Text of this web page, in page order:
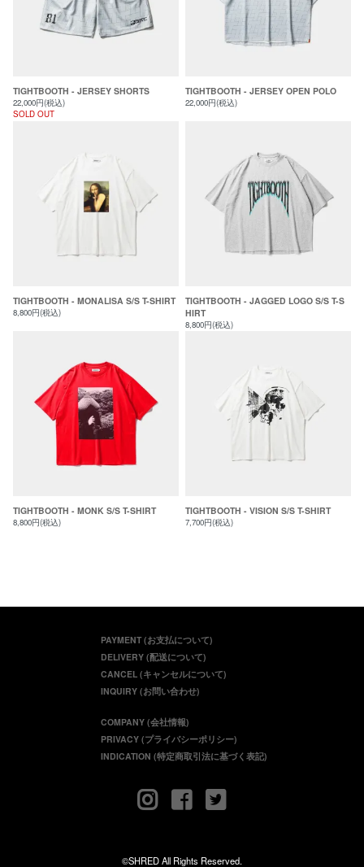
TIGHTBOOTH - JERSEY SHORTS
22,000円(税込)
SOLD OUT
TIGHTBOOTH - JERSEY OPEN POLO
22,000円(税込)
TIGHTBOOTH - MONALISA S/S T-SHIRT
8,800円(税込)
TIGHTBOOTH - JAGGED LOGO S/S T-S
HIRT
8,800円(税込)
TIGHTBOOTH - MONK S/S T-SHIRT
8,800円(税込)
TIGHTBOOTH - VISION S/S T-SHIRT
7,700円(税込)
PAYMENT (お支払について)
DELIVERY (配送について)
CANCEL (キャンセルについて)
INQUIRY (お問い合わせ)
COMPANY (会社情報)
PRIVACY (プライバシーポリシー)
INDICATION (特定商取引法に基づく表記)
©SHRED All Rights Reserved.